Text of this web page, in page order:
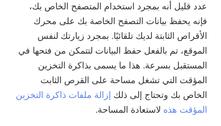
عدد قليل أنه بمجرد استخدام المتصفح الخاص بك،
فإنه يحفظ بيانات التصفح الخاصة بك على محرك
الأقراص الثابتة لديك تلقائيًا. بمجرد زيارتك لنفس
الموقع، تم بالفعل حفظ البيانات لتتمكن من فتحها في
المستقبل بسرعة. هذا ما يسمى بذاكرة التخزين
المؤقت التي تشغل مساحة على القرص الثابت
الخاص بك وتحتاج إلى ذلك إزالة ملفات ذاكرة التخزين
المؤقت هذه لاستعادة المساحة.